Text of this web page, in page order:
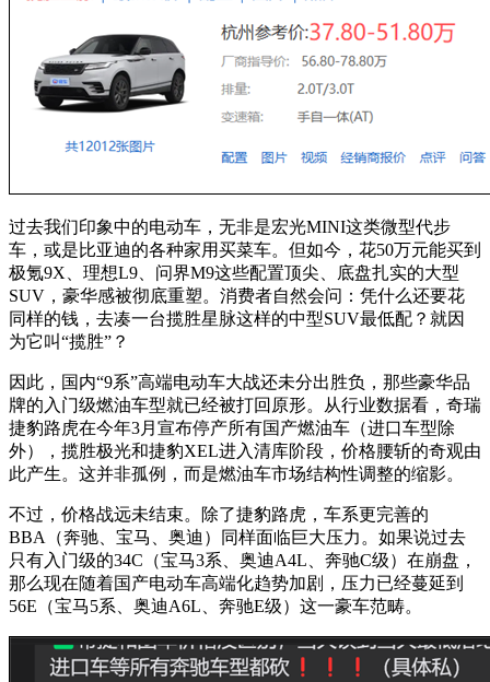
过去我们印象中的电动车，无非是宏光MINI这类微型代步
车，或是比亚迪的各种家用买菜车。但如今，花50万元能买到
极氪9X、理想L9、问界M9这些配置顶尖、底盘扎实的大型
SUV，豪华感被彻底重塑。消费者自然会问：凭什么还要花
同样的钱，去凑一台揽胜星脉这样的中型SUV最低配？就因
为它叫“揽胜”？
因此，国内“9系”高端电动车大战还未分出胜负，那些豪华品
牌的入门级燃油车型就已经被打回原形。从行业数据看，奇瑞
捷豹路虎在今年3月宣布停产所有国产燃油车（进口车型除
外），揽胜极光和捷豹XEL进入清库阶段，价格腰斩的奇观由
此产生。这并非孤例，而是燃油车市场结构性调整的缩影。
不过，价格战远未结束。除了捷豹路虎，车系更完善的
BBA（奔驰、宝马、奥迪）同样面临巨大压力。如果说过去
只有入门级的34C（宝马3系、奥迪A4L、奔驰C级）在崩盘，
那么现在随着国产电动车高端化趋势加剧，压力已经蔓延到
56E（宝马5系、奥迪A6L、奔驰E级）这一豪车范畴。